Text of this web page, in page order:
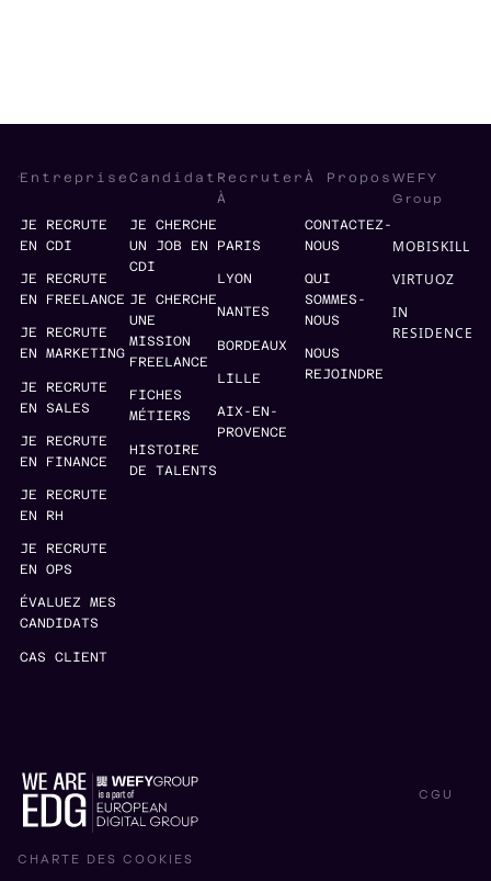
Entreprise
JE RECRUTE
EN CDI
JE RECRUTE
EN FREELANCE
JE RECRUTE
EN MARKETING
JE RECRUTE
EN SALES
JE RECRUTE
EN FINANCE
JE RECRUTE
EN RH
JE RECRUTE
EN OPS
ÉVALUEZ MES
CANDIDATS
CAS CLIENT
Candidat
JE CHERCHE
UN JOB EN
CDI
JE CHERCHE
UNE
MISSION
FREELANCE
FICHES
MÉTIERS
HISTOIRE
DE TALENTS
Recruter
À
PARIS
LYON
NANTES
BORDEAUX
LILLE
AIX-EN-
PROVENCE
À Propos
CONTACTEZ-
NOUS
QUI
SOMMES-
NOUS
NOUS
REJOINDRE
WEFY
Group
MOBISKILL
VIRTUOZ
IN
RESIDENCE
CHARTE DES COOKIES
CGU